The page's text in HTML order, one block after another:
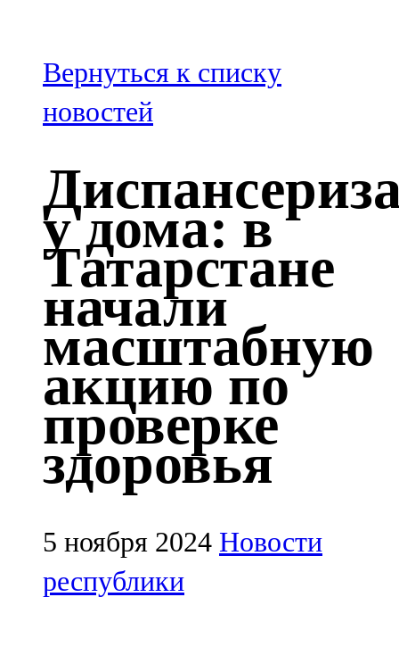
100,3 FM
Зәй
106,6 FM
Кадыбаш
105,2 FM
Казан
91,5 FM
Кайбыч
106,1 FM
Кама тамагы
71,51 FM
Кукмара
107,9 FM
Лениногорский
102,1 FM
Вернуться к списку
новостей
у дома: в
Татарстане
начали
масштабную
акцию по
проверке
здоровья
5 ноября 2024 Новости
республики